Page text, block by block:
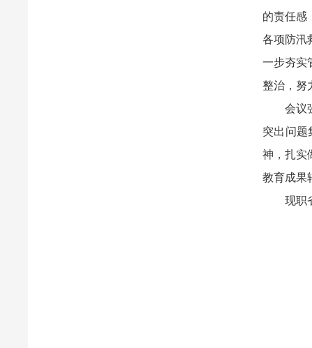
的责任感
各项防汛
一步夯实
整治，努
会议强
突出问题
神，扎实
教育成果
现职省